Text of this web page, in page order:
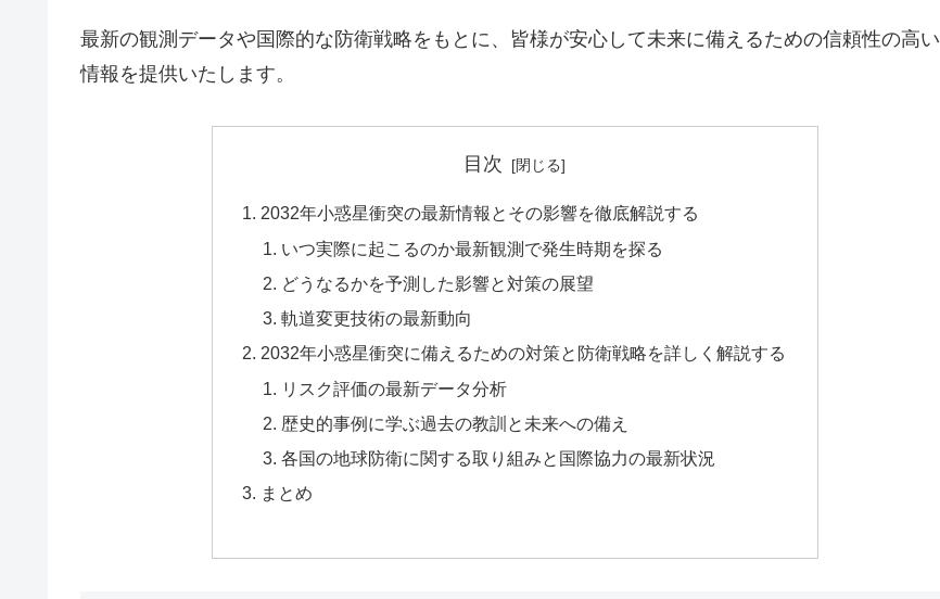
最新の観測データや国際的な防衛戦略をもとに、皆様が安心して未来に備えるための信頼性の高い
情報を提供いたします。
目次
2032年小惑星衝突の最新情報とその影響を徹底解説する
いつ実際に起こるのか最新観測で発生時期を探る
どうなるかを予測した影響と対策の展望
軌道変更技術の最新動向
2032年小惑星衝突に備えるための対策と防衛戦略を詳しく解説する
リスク評価の最新データ分析
歴史的事例に学ぶ過去の教訓と未来への備え
各国の地球防衛に関する取り組みと国際協力の最新状況
まとめ